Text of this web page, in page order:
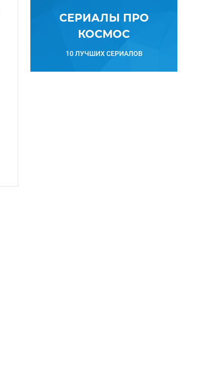
СЕРИАЛЫ ПРО
КОСМОС
10 ЛУЧШИХ СЕРИАЛОВ